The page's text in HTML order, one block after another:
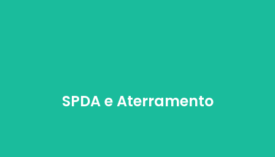
SPDA e Aterramento
SPDA e Aterramento